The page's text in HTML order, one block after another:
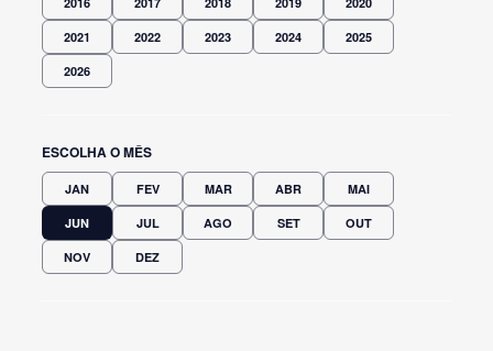
2021 2022 2023 2024 2025
2026
ESCOLHA O MÊS
JAN FEV MAR ABR MAI
JUN JUL AGO SET OUT
NOV DEZ